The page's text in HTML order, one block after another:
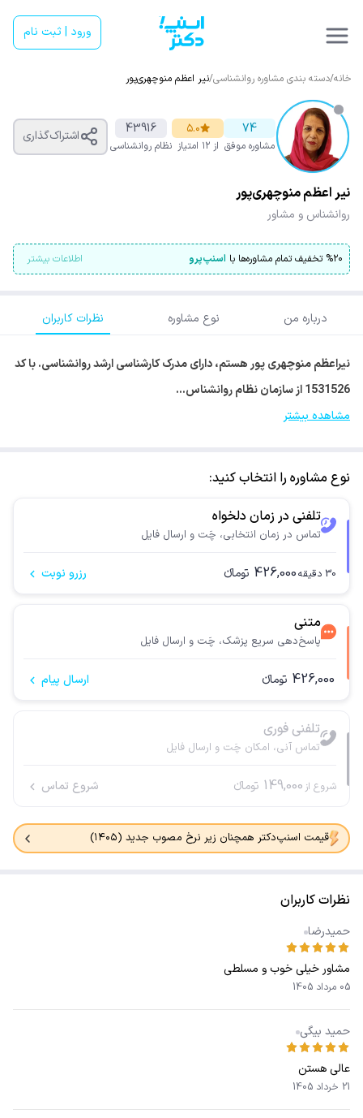
ورود | ثبت نام
خانه/دسته بندی مشاوره روانشناسی/نیر‌ اعظم منوچهری‌پور
74
مشاوره موفق
۵.۰
از ۱۲ امتیاز
43916
نظام روانشناسی
اشتراک‌گذاری
نیر‌ اعظم منوچهری‌پور
روانشناس و مشاور
%۲۰ تخفیف تمام مشاوره‌ها با اسنپ‌پرو اطلاعات بیشتر
درباره من نوع مشاوره نظرات کاربران
نیراعظم منوچهری پور هستم، دارای مدرک کارشناسی ارشد روانشناسی. با کد
1531526 از سازمان نظام روانشناس…
مشاهده بیشتر
نوع مشاوره را انتخاب کنید:
تلفنی در زمان دلخواه
تماس در زمان انتخابی، چَت و ارسال فایل
30 دقیقه426,000 تومانء رزرو نوبت
متنی
پاسخ‌دهی سریع پزشک، چَت و ارسال فایل
426,000 تومانء ارسال پیام
تلفنی فوری
تماس آنی، امکان چَت و ارسال فایل
شروع از 149,000 تومانء شروع تماس
قیمت اسنپ‌دکتر همچنان زیر نرخ مصوب جدید (۱۴۰۵)
نظرات کاربران
حمیدرضا
مشاور خیلی خوب و مسلطی
05 مرداد 1405
حمید بیگی
عالی هستن
21 خرداد 1405